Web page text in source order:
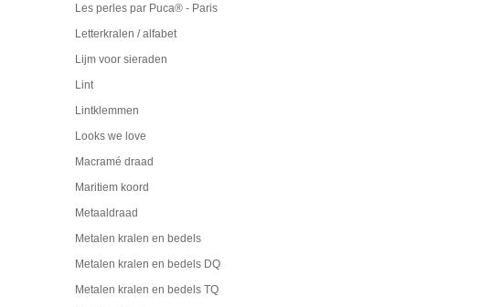
Les perles par Puca® - Paris
Letterkralen / alfabet
Lijm voor sieraden
Lint
Lintklemmen
Looks we love
Macramé draad
Maritiem koord
Metaaldraad
Metalen kralen en bedels
Metalen kralen en bedels DQ
Metalen kralen en bedels TQ